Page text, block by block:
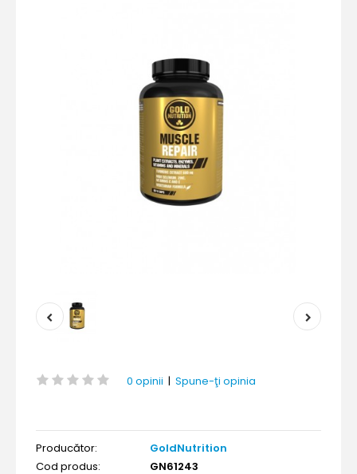
0 opinii | Spune-ţi opinia
Producător:
GoldNutrition
Cod produs:
GN61243